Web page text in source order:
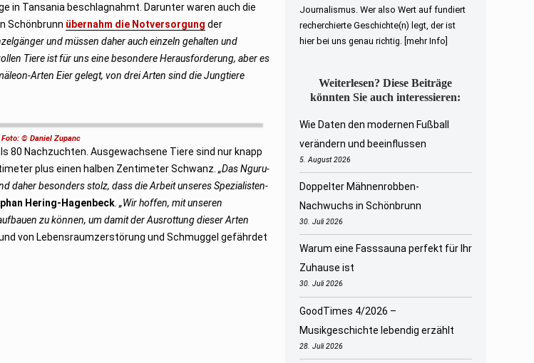
in Tansania beschlagnahmt. Darunter waren auch die
Schönbrunn übernahm die Notversorgung der
und müssen daher auch einzeln gehalten und
Tiere ist für uns eine besondere Herausforderung, aber es
Arten Eier gelegt, von drei Arten sind die Jungtiere
© Daniel Zupanc
80 Nachzuchten. Ausgewachsene Tiere sind nur knapp
plus einen halben Zentimeter Schwanz.„Das Nguru-
daher besonders stolz, dass die Arbeit unseres Spezialisten-
Hering-Hagenbeck .„Wir hoffen, mit unseren
zu können, um damit der Ausrottung dieser Arten
von Lebensraumzerstörung und Schmuggel gefährdet
Journalismus. Wer also Wert auf fundiert
recherchierte Geschichte(n) legt, der ist
hier bei uns genau richtig. [mehr Info]
Weiterlesen? Diese Beiträge
könnten Sie auch interessieren:
Wie Daten den modernen Fußball
verändern und beeinflussen
5. August 2026
Doppelter Mähnenrobben-
Nachwuchs in Schönbrunn
30. Juli 2026
Warum eine Fasssauna perfekt für Ihr
Zuhause ist
30. Juli 2026
GoodTimes 4/2026 –
Musikgeschichte lebendig erzählt
28. Juli 2026